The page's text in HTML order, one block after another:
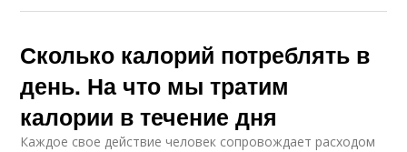
Сколько калорий потреблять в
день. На что мы тратим
калории в течение дня
Каждое свое действие человек сопровождает расходом